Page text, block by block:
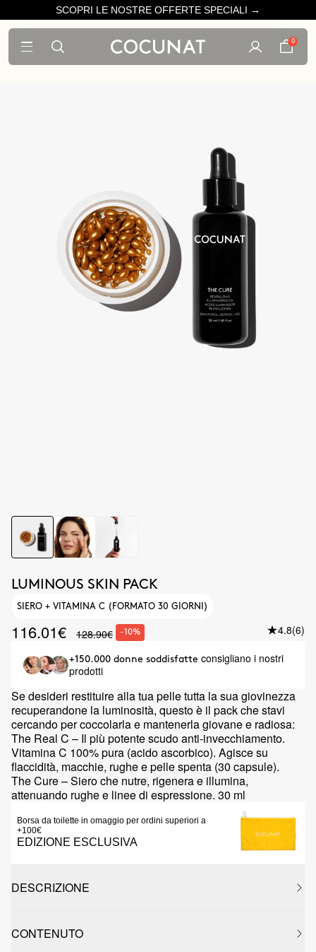
SCOPRI LE NOSTRE OFFERTE SPECIALI →
0
LUMINOUS SKIN PACK
SIERO + VITAMINA C (FORMATO 30 GIORNI)
116.01€ 128.90€ -10% 4.8(6)
+150.000 donne soddisfatte consigliano i nostri
prodotti
Se desideri restituire alla tua pelle tutta la sua giovinezza
recuperandone la luminosità, questo è il pack che stavi
cercando per coccolarla e mantenerla giovane e radiosa:
The Real C – Il più potente scudo anti-invecchiamento.
Vitamina C 100% pura (acido ascorbico). Agisce su
flaccidità, macchie, rughe e pelle spenta (30 capsule).
The Cure – Siero che nutre, rigenera e illumina,
attenuando rughe e linee di espressione. 30 ml
Borsa da toilette in omaggio per ordini superiori a
+100€
EDIZIONE ESCLUSIVA
DESCRIZIONE
CONTENUTO